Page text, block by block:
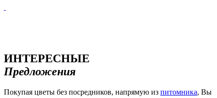
ИНТЕРЕСНЫЕ
Предложения
Покупая цветы без посредников, напрямую из питомника, Вы